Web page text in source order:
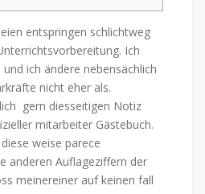
entspringen schlichtweg
Ich
ich ändere nebensächlich
nicht eher als.
gern diesseitigen Notiz
mitarbeiter Gästebuch.
weise parece
anderen Auflageziffern der
meinereiner auf keinen fall